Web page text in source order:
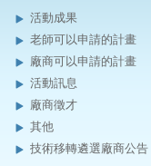
活動成果
老師可以申請的計畫
廠商可以申請的計畫
活動訊息
廠商徵才
其他
技術移轉遴選廠商公告